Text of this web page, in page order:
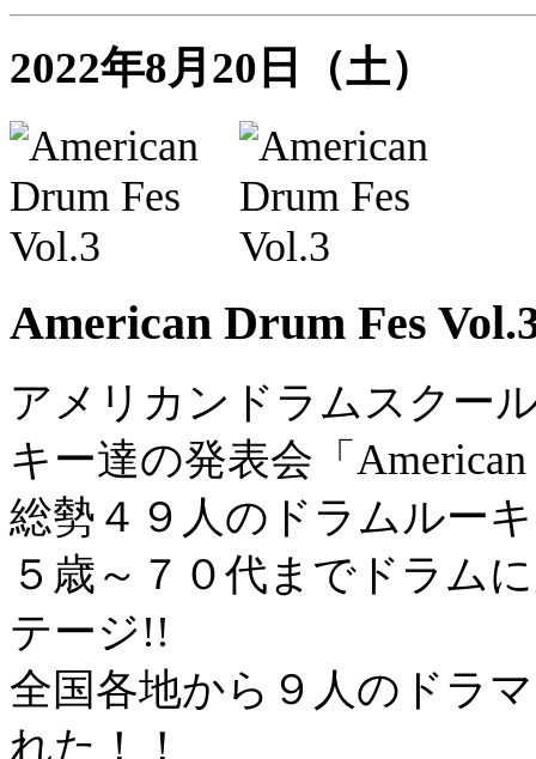
2022年8月20日（土）
American Drum Fes
アメリカンドラムスクー
キー達の発表会「
総勢４９人のドラムルー
５歳～７０代までドラム
テージ!!
全国各地から９人のドラ
れた！！